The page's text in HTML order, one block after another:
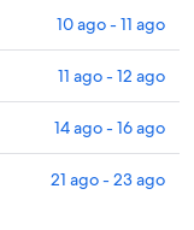
10 ago - 11 ago
11 ago - 12 ago
14 ago - 16 ago
21 ago - 23 ago